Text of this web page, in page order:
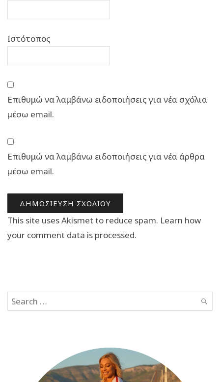
Ιστότοπος
Επιθυμώ να λαμβάνω ειδοποιήσεις για νέα σχόλια
μέσω email.
Επιθυμώ να λαμβάνω ειδοποιήσεις για νέα άρθρα
μέσω email.
This site uses Akismet to reduce spam. Learn how
your comment data is processed.
Search
for: